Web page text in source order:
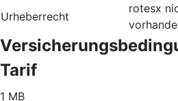
Urheberrecht
rotesx
Tarif
1 MB